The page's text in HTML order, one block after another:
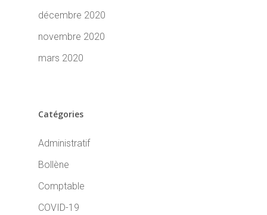
décembre 2020
novembre 2020
mars 2020
Catégories
Administratif
Bollène
Comptable
COVID-19